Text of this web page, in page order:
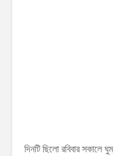
দিনটি ছিলো রবিবার